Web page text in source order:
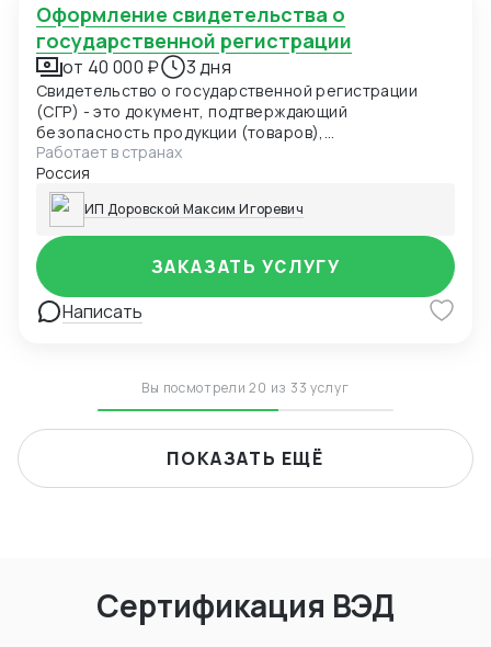
Оформление свидетельства о
государственной регистрации
от 40 000 ₽ 3 дня
Свидетельство о государственной регистрации
(СГР) - это документ, подтверждающий
безопасность продукции (товаров),
удостоверяющий соответствие продукции
(товаров) единым санитарно-эпидемиологическим
и гигиеническим требованиям и выдаваемый
уполномоченным органом в области санитарно-
эпидемиологического благополучия населения по
единой форме.
Работает в странах
Россия
ИП Доровской Максим Игоревич
Написать
ЗАКАЗАТЬ УСЛУГУ
Вы посмотрели 20 из 33 услуг
ПОКАЗАТЬ ЕЩЁ
Сертификация ВЭД